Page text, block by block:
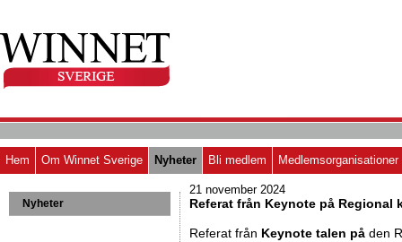
Hem Om Winnet Sverige Nyheter Bli medlem Medlemsorganisationer
Nyheter
21 november 2024
Referat från Keynote på Regional
Referat från Keynote talen på den